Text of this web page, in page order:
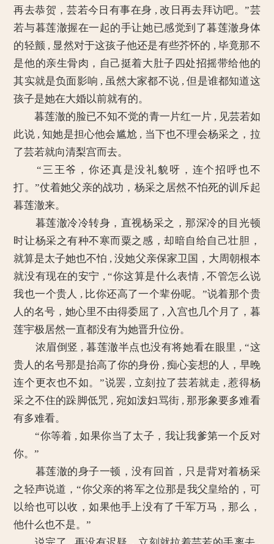
再去恭贺，芸若今日有事在身 , 改日再去拜访吧。”芸
若与暮莲澈握在一起的手让她已感觉到了暮莲澈身体
的轻颤 , 显然对于这孩子他还是有些芥怀的 , 毕竟那不
是他的亲生骨肉，自己挺着大肚子四处招摇带给他的
其实就是负面影响 , 虽然大家都不说 , 但是谁都知道这
孩子是她在大婚以前就有的。
暮莲澈的脸已不知不觉的青一片红一片 , 见芸若如
此说 , 知她是担心他会尴尬 , 当下也不理会杨采之，拉
了芸若就向清梨宫而去。
“三王爷，你还真是没礼貌呀，连个招呼也不
打。”仗着她父亲的战功，杨采之居然不怕死的训斥起
暮莲澈来。
暮莲澈冷冷转身，直视杨采之，那深冷的目光顿
时让杨采之有种不寒而粟之感，却暗自给自己壮胆，
就算是太子她也不怕 , 没她父亲保家卫国，大周朝根本
就没有现在的安宁 , “你这算是什么表情 , 不管怎么说
我也一个贵人 , 比你还高了一个辈份呢。”说着那个贵
人的名号，她心里不由得委屈了 , 入宫也几个月了，暮
莲宇极居然一直都没有为她晋升位份。
浓眉倒竖 , 暮莲澈半点也没有将她看在眼里 , “这
贵人的名号那是抬高了你的身份 , 痴心妄想的人，早晚
连个更衣也不如。”说罢 , 立刻拉了芸若就走 , 惹得杨
采之不住的跺脚低咒 , 宛如泼妇骂街 , 那形象要多难看
有多难看。
“你等着 , 如果你当了太子，我让我爹第一个反对
你。”
暮莲澈的身子一顿，没有回首，只是背对着杨采
之轻声说道，“你父亲的将军之位那是我父皇给的，可
以给也可以收，如果他手上没有了千军万马，那么，
他什么也不是。”